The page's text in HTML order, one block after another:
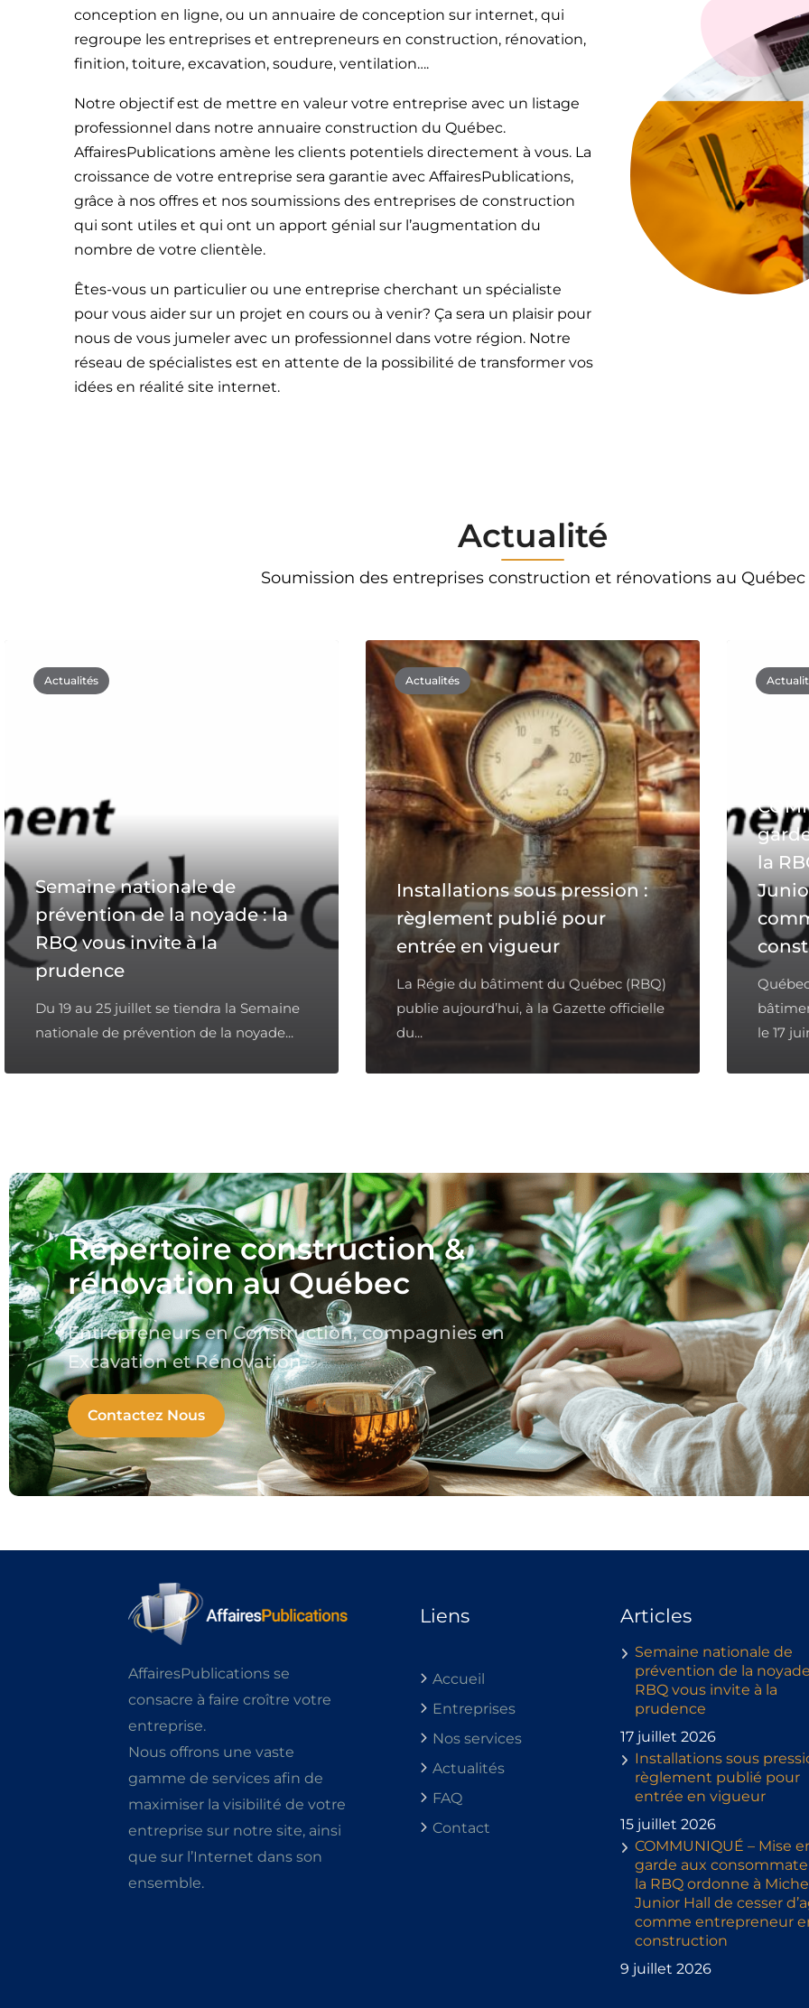
conception en ligne, ou un annuaire de conception sur internet, qui
regroupe les entreprises et entrepreneurs en construction, rénovation,
finition, toiture, excavation, soudure, ventilation….
Notre objectif est de mettre en valeur votre entreprise avec un listage
professionnel dans notre annuaire construction du Québec.
AffairesPublications amène les clients potentiels directement à vous. La
croissance de votre entreprise sera garantie avec AffairesPublications,
grâce à nos offres et nos soumissions des entreprises de construction
qui sont utiles et qui ont un apport génial sur l’augmentation du
nombre de votre clientèle.
Êtes-vous un particulier ou une entreprise cherchant un spécialiste
pour vous aider sur un projet en cours ou à venir? Ça sera un plaisir pour
nous de vous jumeler avec un professionnel dans votre région. Notre
réseau de spécialistes est en attente de la possibilité de transformer vos
idées en réalité site internet.
Actualité
Soumission des entreprises construction et rénovations au Québec
Actualités
Semaine nationale de
prévention de la noyade : la
RBQ vous invite à la
prudence
Du 19 au 25 juillet se tiendra la Semaine
nationale de prévention de la noyade...
Actualités
Installations sous pression :
règlement publié pour
entrée en vigueur
La Régie du bâtiment du Québec (RBQ)
publie aujourd’hui, à la Gazette officielle
du...
la
le 17
Répertoire construction &
rénovation au Québec
Entrepreneurs en Construction, compagnies en
Excavation et Rénovation
Contactez Nous
AffairesPublications se
consacre à faire croître votre
entreprise.
Nous offrons une vaste
gamme de services afin de
maximiser la visibilité de votre
entreprise sur notre site, ainsi
que sur l’Internet dans son
ensemble.
Liens
Accueil
Entreprises
Nos services
Actualités
FAQ
Contact
Articles
Semaine nationale de
prévention de la
RBQ vous invite à la
prudence
17 juillet 2026
Installations sous
règlement publié pour
entrée en vigueur
15 juillet 2026
COMMUNIQUÉ – Mise
garde aux
la RBQ ordonne à
Junior Hall de cesser
comme entrepreneur
construction
9 juillet 2026